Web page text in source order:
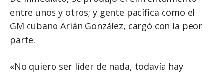
entre unos y otros; y gente pacífica como el
GM cubano Arián González, cargó con la peor
parte.
«No quiero ser líder de nada, todavía hay